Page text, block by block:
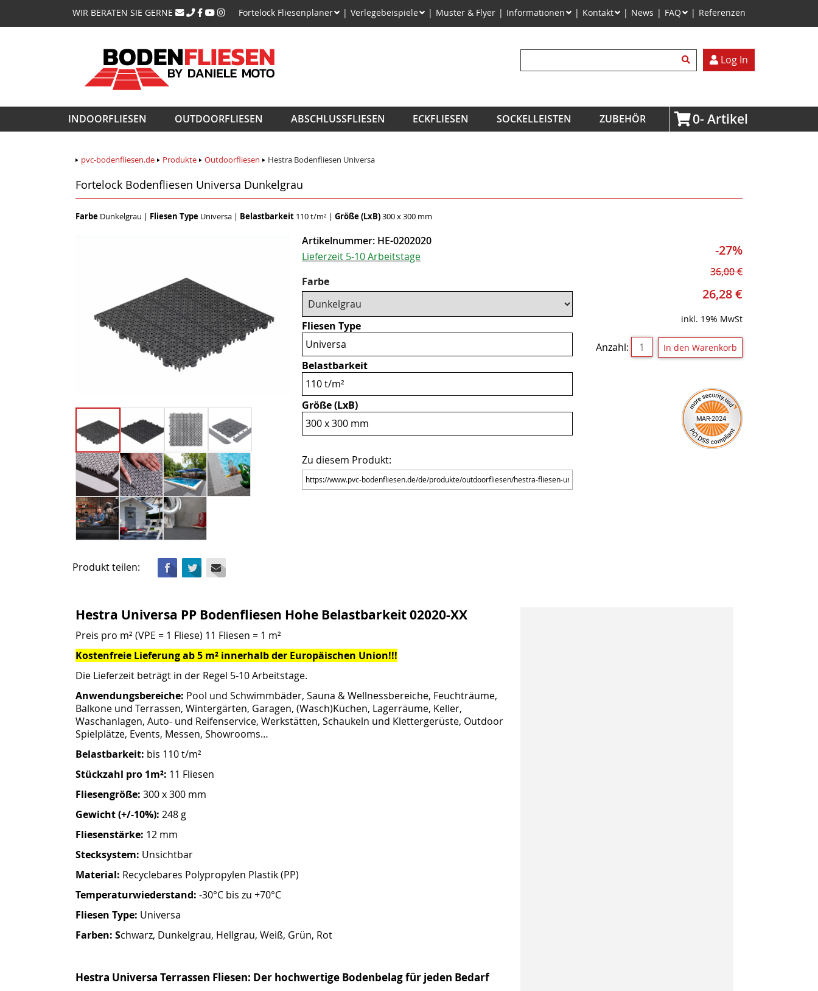
WIR BERATEN SIE GERNE
Navigation
überspringen
Fortelock Fliesenplaner Verlegebeispiele Muster & Flyer Informationen Kontakt News FAQ Referenzen
Suchbegriffe
Log In
Navigation
überspringen
INDOORFLIESEN OUTDOORFLIESEN ABSCHLUSSFLIESEN ECKFLIESEN SOCKELLEISTEN ZUBEHÖR 0
pvc-bodenfliesen.de Produkte Outdoorfliesen Hestra Bodenfliesen Universa
Fortelock Bodenfliesen Universa Dunkelgrau
Farbe Dunkelgrau | Fliesen Type Universa | Belastbarkeit 110 t/m² | Größe (LxB)300 x 300 mm
Produkt teilen: Facebook
Twitter
Artikelnummer: HE-0202020
Lieferzeit 5-10 Arbeitstage
Pflichtfeld
Farbe
Fliesen Type
Universa
Belastbarkeit
110 t/m²
Größe (LxB)
300 x 300 mm
Zu diesem Produkt:
-27%
36,00€
26,28€
inkl. 19% MwSt
Anzahl:
Hestra Universa PP Bodenfliesen Hohe Belastbarkeit 02020-XX
Preis pro m² (VPE = 1 Fliese) 11 Fliesen = 1 m²
Kostenfreie Lieferung ab 5 m² innerhalb der Europäischen Union!!!
Die Lieferzeit beträgt in der Regel 5-10 Arbeitstage.
Anwendungsbereiche: Pool und Schwimmbäder, Sauna & Wellnessbereiche, Feuchträume,
Balkone und Terrassen, Wintergärten, Garagen, (Wasch)Küchen, Lagerräume, Keller,
Waschanlagen, Auto- und Reifenservice, Werkstätten, Schaukeln und Klettergerüste, Outdoor
Spielplätze, Events, Messen, Showrooms…
Belastbarkeit: bis 110 t/m²
Stückzahl pro 1m²: 11 Fliesen
Fliesengröße: 300 x 300 mm
Gewicht (+/-10%): 248 g
Fliesenstärke: 12 mm
Stecksystem: Unsichtbar
Material: Recyclebares Polypropylen Plastik (PP)
Temperaturwiederstand: -30°C bis zu +70°C
Fliesen Type: Universa
Farben: Schwarz, Dunkelgrau, Hellgrau, Weiß, Grün, Rot
Hestra Universa Terrassen Fliesen: Der hochwertige Bodenbelag für jeden Bedarf